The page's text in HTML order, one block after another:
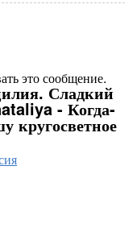
это сообщение.
Сладкий
- Когда-
кругосветное